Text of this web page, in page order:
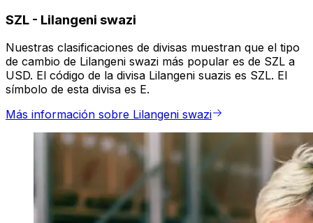
SZL - Lilangeni swazi
Nuestras clasificaciones de divisas muestran que el tipo
de cambio de Lilangeni swazi más popular es de SZL a
USD. El código de la divisa Lilangeni suazis es SZL. El
símbolo de esta divisa es E.
Más información sobre Lilangeni swazi